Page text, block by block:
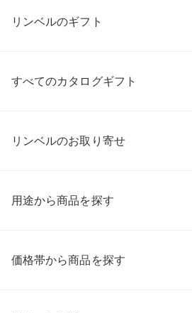
リンベルのギフト
すべてのカタログギフト
リンベルのお取り寄せ
用途から商品を探す
価格帯から商品を探す